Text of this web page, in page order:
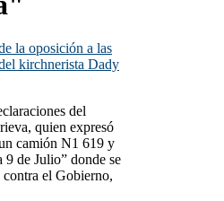
la oposición a las
kirchnerista Dady
del
quien expresó
camión N1 619 y
de Julio” donde se
contra el Gobierno,